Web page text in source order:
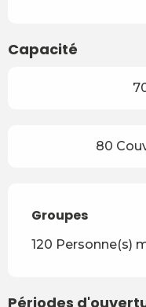
Capacité
80
Groupes
Groupes
120 Personne(s)
Périodes